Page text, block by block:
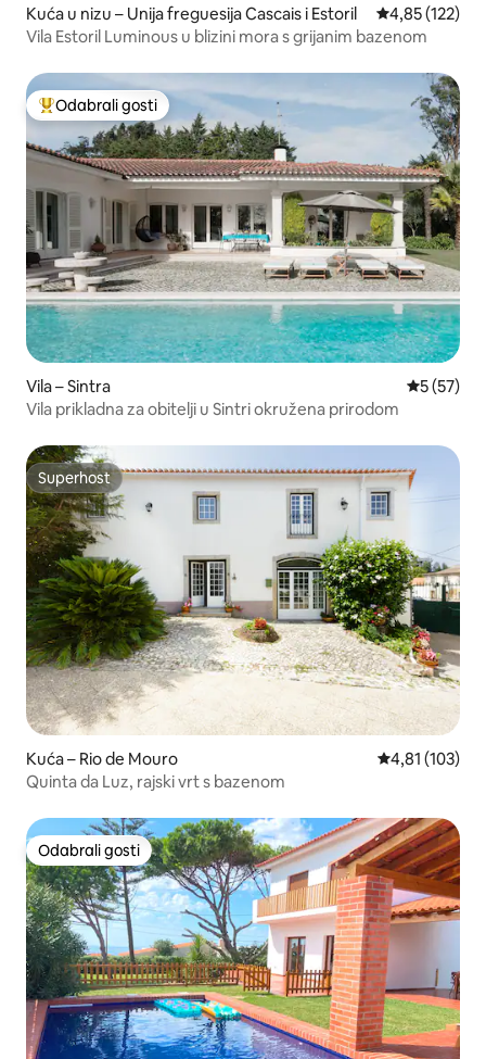
Kuća u nizu – Unija freguesija Cascais i Estoril Prosječna
4,85 (122)
Vila Estoril Luminous u blizini mora s grijanim bazenom
Među najviše rangiranima s oznakom „Odabrali gosti”
Odabrali gosti
Vila – Sintra Prosječna
5 (57)
Vila prikladna za obitelji u Sintri okružena prirodom
Superhost
Superhost
Kuća – Rio de Mouro Prosječna
4,81 (103)
Quinta da Luz, rajski vrt s bazenom
Odabrali gosti
Odabrali gosti